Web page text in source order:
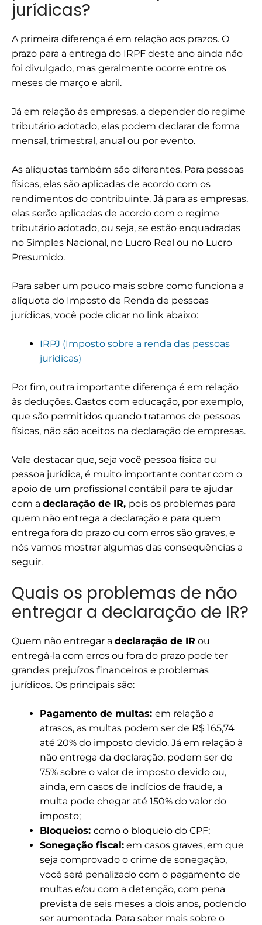
jurídicas?
A primeira diferença é em relação aos prazos. O
prazo para a entrega do IRPF deste ano ainda não
foi divulgado, mas geralmente ocorre entre os
meses de março e abril.
Já em relação às empresas, a depender do regime
tributário adotado, elas podem declarar de forma
mensal, trimestral, anual ou por evento.
As alíquotas também são diferentes. Para pessoas
físicas, elas são aplicadas de acordo com os
rendimentos do contribuinte. Já para as empresas,
elas serão aplicadas de acordo com o regime
tributário adotado, ou seja, se estão enquadradas
no Simples Nacional, no Lucro Real ou no Lucro
Presumido.
Para saber um pouco mais sobre como funciona a
alíquota do Imposto de Renda de pessoas
jurídicas, você pode clicar no link abaixo:
IRPJ (Imposto sobre a renda das pessoas
jurídicas)
Por fim, outra importante diferença é em relação
às deduções. Gastos com educação, por exemplo,
que são permitidos quando tratamos de pessoas
físicas, não são aceitos na declaração de empresas.
Vale destacar que, seja você pessoa física ou
pessoa jurídica, é muito importante contar com o
apoio de um profissional contábil para te ajudar
com a declaração de IR, pois os problemas para
quem não entrega a declaração e para quem
entrega fora do prazo ou com erros são graves, e
nós vamos mostrar algumas das consequências a
seguir.
Quais os problemas de não
entregar a declaração de IR?
Quem não entregar a declaração de IR ou
entregá-la com erros ou fora do prazo pode ter
grandes prejuízos financeiros e problemas
jurídicos. Os principais são:
Pagamento de multas: em relação a
atrasos, as multas podem ser de R$ 165,74
até 20% do imposto devido. Já em relação à
não entrega da declaração, podem ser de
75% sobre o valor de imposto devido ou,
ainda, em casos de indícios de fraude, a
multa pode chegar até 150% do valor do
imposto;
Bloqueios: como o bloqueio do CPF;
Sonegação fiscal: em casos graves, em que
seja comprovado o crime de sonegação,
você será penalizado com o pagamento de
multas e/ou com a detenção, com pena
prevista de seis meses a dois anos, podendo
ser aumentada. Para saber mais sobre o